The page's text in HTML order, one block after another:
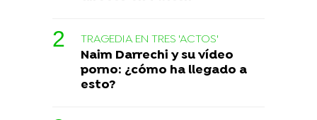
TRAGEDIA EN TRES 'ACTOS'
Naim Darrechi y su vídeo
porno: ¿cómo ha llegado a
esto?